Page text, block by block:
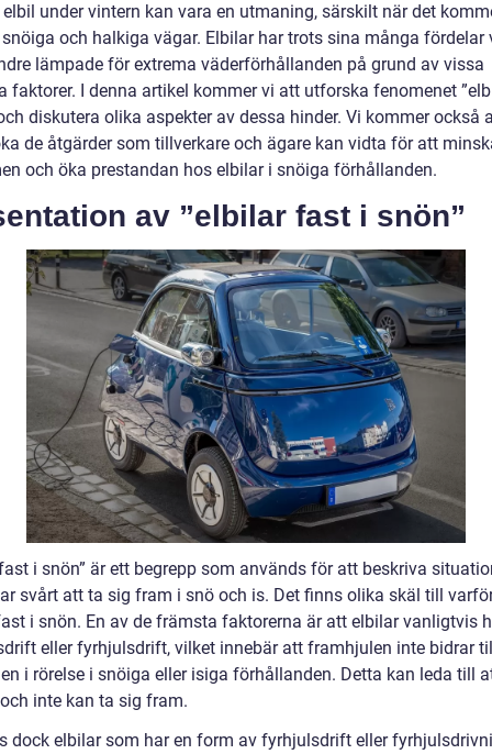
under vintern kan vara en utmaning, särskilt när det
och halkiga vägar. Elbilar har trots sina många fördelar
lämpade för extrema väderförhållanden på grund av vissa
faktorer. I denna artikel kommer vi att utforska fenomenet
diskutera olika aspekter av dessa hinder. Vi kommer också
de åtgärder som tillverkare och ägare kan vidta för att
och öka prestandan hos elbilar i snöiga förhållanden.
av ”elbilar fast i snön”
i snön” är ett begrepp som används för att beskriva
svårt att ta sig fram i snö och is. Det finns olika skäl till
i snön. En av de främsta faktorerna är att elbilar vanligtvis
eller fyrhjulsdrift, vilket innebär att framhjulen inte bidrar
i rörelse i snöiga eller isiga förhållanden. Detta kan leda till
inte kan ta sig fram.
dock elbilar som har en form av fyrhjulsdrift eller